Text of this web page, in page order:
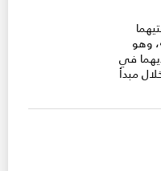
وهو
في
مبدأ